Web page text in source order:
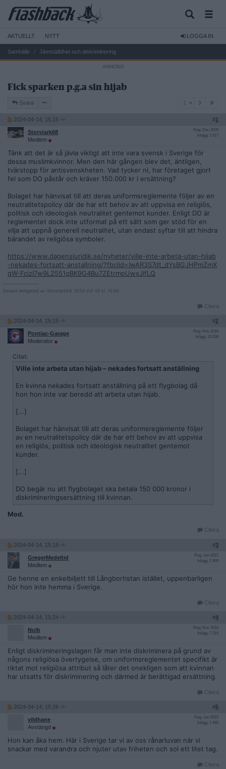
AKTUELLT NYTT LOGGA IN
Samhälle Jämställdhet och diskriminering
Fick sparken p.g.a sin hijab
Svara
2024-04-14, 15:15 #1
Storstark68
Medlem
Reg: Dec 2020
Inlägg: 1 617
Tänk att det är så jävla viktigt att inte vara svensk i Sverige för
dessa muslimkvinnor. Men den här gången blev det, äntligen,
tvärstopp för antisvenskheten. Vad tycker ni, har företaget gjort
fel som DO påstår och kräver 150.000 kr i ersättning?
Bolaget har hänvisat till att deras uniformsreglemente följer av en
neutralitetspolicy där de har ett behov av att uppvisa en religiös,
politisk och ideologisk neutralitet gentemot kunder. Enligt DO är
reglementet dock inte utformat på ett sätt som ger stöd för en
vilja att uppnå generell neutralitet, utan endast syftar till att hindra
bärandet av religiösa symboler.
https://www.dagensjuridik.se/nyheter/ville-inte-arbeta-utan-hijab
-nekades-fortsatt-anstallning/?fbclid=IwAR3S7dt_dYsBGJHPmZmX
qW-FcizI7w9L2551qBK9G4Bu7ZEtrmpUwxJlfLQ
Senast redigerad av Storstark68 2024-04-14 kl. 15:46.
Citera
2024-04-14, 15:15 #2
Pontiac-Garage
Moderator
Reg: Nov 2016
Inlägg: 13 936
Citat:
Ville inte arbeta utan hijab – nekades fortsatt anställning
En kvinna nekades fortsatt anställning på ett flygbolag då
hon hon inte var beredd att arbeta utan hijab.
[...]
Bolaget har hänvisat till att deras uniformsreglemente följer
av en neutralitetspolicy där de har ett behov av att uppvisa
en religiös, politisk och ideologisk neutralitet gentemot
kunder.
[...]
DO begär nu att flygbolaget ska betala 150 000 kronor i
diskrimineringsersättning till kvinnan.
Mod.
Citera
2024-04-14, 15:18 #3
GregerMedeltid
Medlem
Reg: Jun 2021
Inlägg: 1 905
Ge henne en enkelbiljett till Långbortistan istället, uppenbarligen
hör hon inte hemma i Sverige.
Citera
2024-04-14, 15:24 #4
Nulb
Medlem
Reg: Nov 2010
Inlägg: 7 214
Enligt diskrimineringslagen får man inte diskriminera på grund av
någons religiösa övertygelse, om uniformsreglementet specifikt är
riktat mot religiösa attribut så låter det onekligen som att kvinnan
har utsatts för diskriminering och därmed är berättigad ersättning.
Citera
2024-04-14, 15:26 #5
vildhane
Avstängd
Reg: Jun 2023
Inlägg: 1 465
Hon kan åka hem. Här i Sverige tar vi av oss rånarluvan när vi
snackar med varandra och njuter utav friheten och sol ett litet tag.
Citera